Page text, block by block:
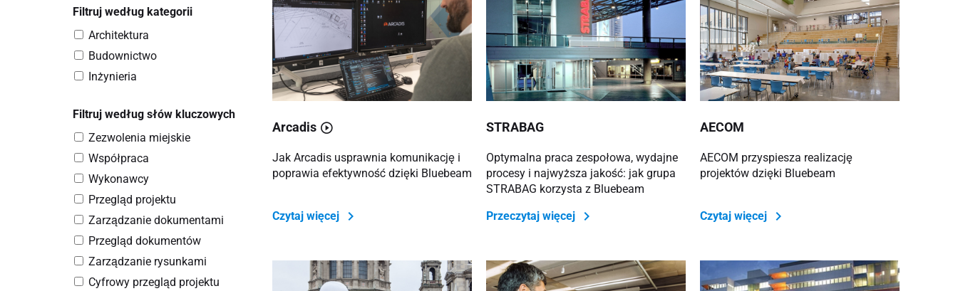
Filtruj według kategorii
Architektura
Budownictwo
Inżynieria
Filtruj według słów kluczowych
Zezwolenia miejskie
Współpraca
Wykonawcy
Przegląd projektu
Zarządzanie dokumentami
Przegląd dokumentów
Zarządzanie rysunkami
Cyfrowy przegląd projektu
Arcadis
Jak Arcadis usprawnia komunikację i
poprawia efektywność dzięki Bluebeam
Czytaj więcej
STRABAG
Optymalna praca zespołowa, wydajne
procesy i najwyższa jakość: jak grupa
STRABAG korzysta z Bluebeam
Przeczytaj więcej
AECOM
AECOM przyspiesza realizację
projektów dzięki Bluebeam
Czytaj więcej